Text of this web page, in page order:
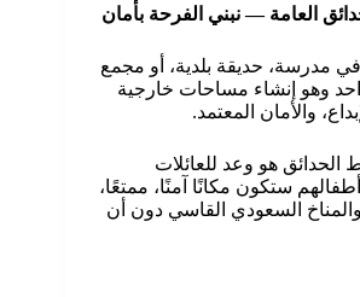
العامة — نبني الفرحة بأمان
مدرسة، حديقة بلدية، أو مجمع
وهو إنشاء مساحات خارجية
والأمان المعتمد.
هو وعد للعائلات
ستكون مكانًا آمنًا، ممتعًا،
السعودي القاسي دون أن